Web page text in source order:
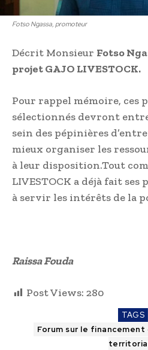
Fotso Ngassa, promoteur
Décrit Monsieur Fotso
projet GAJO LIVESTOCK.
Pour rappel mémoire, ces
sélectionnés devront
sein des pépinières
mieux organiser les
à leur disposition.Tout
LIVESTOCK a déjà fait
à servir les intérêts de la
Raissa Fouda
Post Views: 280
TAGS
Forum sur le